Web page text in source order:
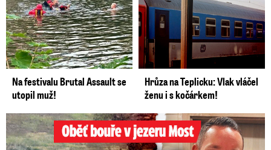
Na festivalu Brutal Assault se
utopil muž!
Hrůza na Teplicku: Vlak vláčel
ženu i s kočárkem!
Oběť bouře v jezeru Most: Zemřel táta Dominik (†28)